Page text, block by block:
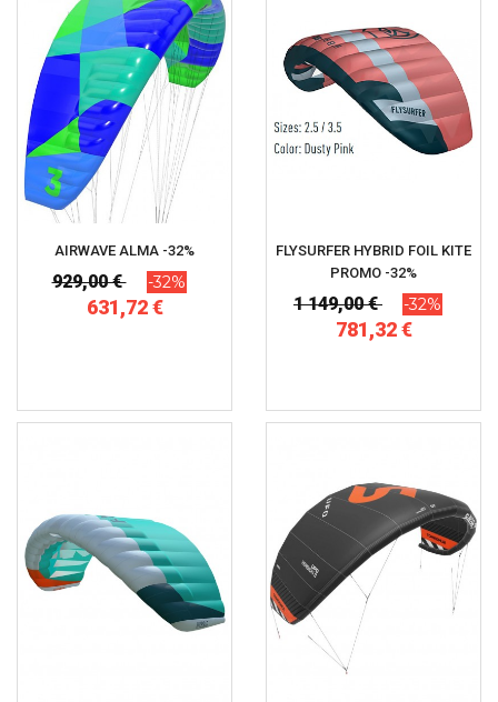
AIRWAVE ALMA -32%
929,00 € -32%
631,72 €
FLYSURFER HYBRID FOIL KITE
PROMO -32%
1 149,00 € -32%
781,32 €